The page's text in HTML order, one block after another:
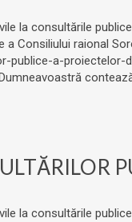
la consultările
a Consiliului raional
a-proiectelor-
la consultările